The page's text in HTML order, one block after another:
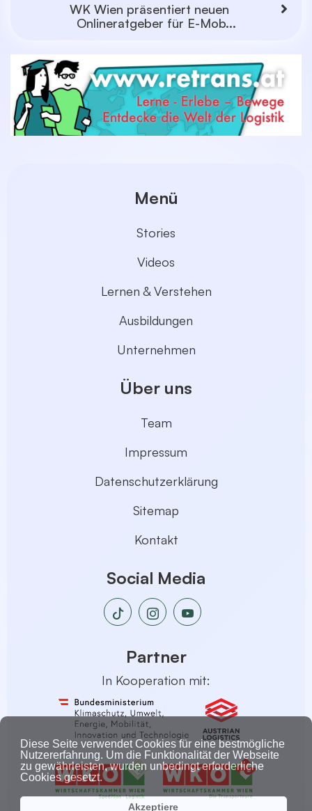
Diese Seite verwendet Cookies für eine bestmögliche
Nutzererfahrung. Um die Funktionalität der Webseite
zu gewährleisten, wurden unbedingt erforderliche
Cookies gesetzt.
Akzeptiere
WK Wien präsentiert neuen
Onlineratgeber für E-Mob...
Menü
Stories
Videos
Lernen & Verstehen
Ausbildungen
Unternehmen
Über uns
Team
Impressum
Datenschutzerklärung
Sitemap
Kontakt
Social Media
Partner
In Kooperation mit: